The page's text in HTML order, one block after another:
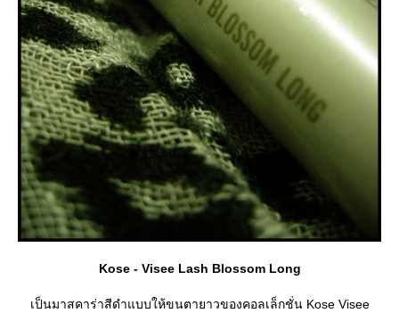
Kose - Visee Lash Blossom Long
เป็นมาสคาร่าสีดำแบบให้ขนตายาวของคอลเล็กชั่น Kose Visee